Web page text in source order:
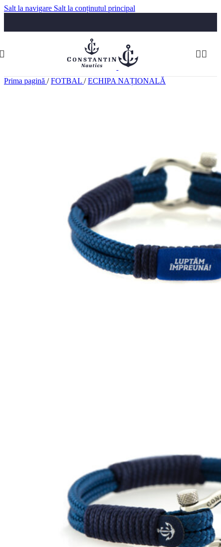
Salt la navigare Salt la conținutul principal
Luni-Vineri: 09:30-17:30
comenzi@constantinnautics.ro
Prima pagină / FOTBAL / ECHIPA NAȚIONALĂ